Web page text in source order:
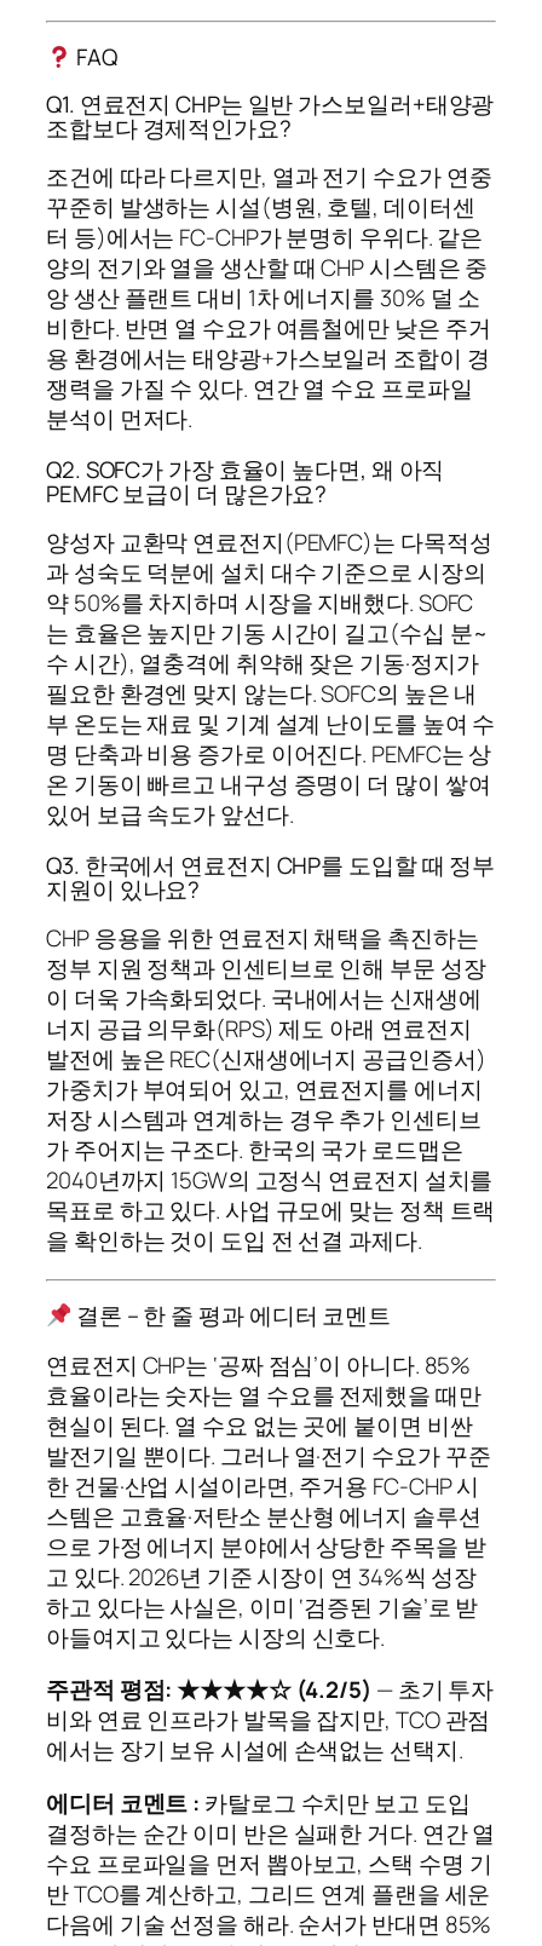
FAQ
Q1. 연료전지 CHP는 일반 가스보일러+태양광
조합보다 경제적인가요?
조건에 따라 다르지만, 열과 전기 수요가 연중
꾸준히 발생하는 시설(병원, 호텔, 데이터센
터 등)에서는 FC-CHP가 분명히 우위다. 같은
양의 전기와 열을 생산할 때 CHP 시스템은 중
앙 생산 플랜트 대비 1차 에너지를 30% 덜 소
비한다. 반면 열 수요가 여름철에만 낮은 주거
용 환경에서는 태양광+가스보일러 조합이 경
쟁력을 가질 수 있다. 연간 열 수요 프로파일
분석이 먼저다.
Q2. SOFC가 가장 효율이 높다면, 왜 아직
PEMFC 보급이 더 많은가요?
양성자 교환막 연료전지(PEMFC)는 다목적성
과 성숙도 덕분에 설치 대수 기준으로 시장의
약 50%를 차지하며 시장을 지배했다. SOFC
는 효율은 높지만 기동 시간이 길고(수십 분~
수 시간), 열충격에 취약해 잦은 기동·정지가
필요한 환경엔 맞지 않는다. SOFC의 높은 내
부 온도는 재료 및 기계 설계 난이도를 높여 수
명 단축과 비용 증가로 이어진다. PEMFC는 상
온 기동이 빠르고 내구성 증명이 더 많이 쌓여
있어 보급 속도가 앞선다.
Q3. 한국에서 연료전지 CHP를 도입할 때 정부
지원이 있나요?
CHP 응용을 위한 연료전지 채택을 촉진하는
정부 지원 정책과 인센티브로 인해 부문 성장
이 더욱 가속화되었다. 국내에서는 신재생에
너지 공급 의무화(RPS) 제도 아래 연료전지
발전에 높은 REC(신재생에너지 공급인증서)
가중치가 부여되어 있고, 연료전지를 에너지
저장 시스템과 연계하는 경우 추가 인센티브
가 주어지는 구조다. 한국의 국가 로드맵은
2040년까지 15GW의 고정식 연료전지 설치를
목표로 하고 있다. 사업 규모에 맞는 정책 트랙
을 확인하는 것이 도입 전 선결 과제다.
결론 – 한 줄 평과 에디터 코멘트
연료전지 CHP는 ‘공짜 점심’이 아니다. 85%
효율이라는 숫자는 열 수요를 전제했을 때만
현실이 된다. 열 수요 없는 곳에 붙이면 비싼
발전기일 뿐이다. 그러나 열·전기 수요가 꾸준
한 건물·산업 시설이라면, 주거용 FC-CHP 시
스템은 고효율·저탄소 분산형 에너지 솔루션
으로 가정 에너지 분야에서 상당한 주목을 받
고 있다. 2026년 기준 시장이 연 34%씩 성장
하고 있다는 사실은, 이미 ‘검증된 기술’로 받
아들여지고 있다는 시장의 신호다.
주관적 평점: ★★★★☆ (4.2/5) — 초기 투자
비와 연료 인프라가 발목을 잡지만, TCO 관점
에서는 장기 보유 시설에 손색없는 선택지.
에디터 코멘트 : 카탈로그 수치만 보고 도입
결정하는 순간 이미 반은 실패한 거다. 연간 열
수요 프로파일을 먼저 뽑아보고, 스택 수명 기
반 TCO를 계산하고, 그리드 연계 플랜을 세운
다음에 기술 선정을 해라. 순서가 반대면 85%